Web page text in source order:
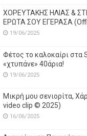
ΧΟΡΕΥΤΑΚΗΣ ΗΛΙΑΣ &
ΕΡΩΤΑ ΣΟΥ ΕΓΕΡΑΣΑ
19/06/2025
Φέτος το καλοκαίρι στα
«χτυπάνε» 40άρια!
19/06/2025
Μικρή μου σενιορίτα,
video clip © 2025)
16/06/2025